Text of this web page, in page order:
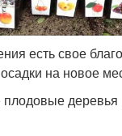
есть свое
на новое
плодовые